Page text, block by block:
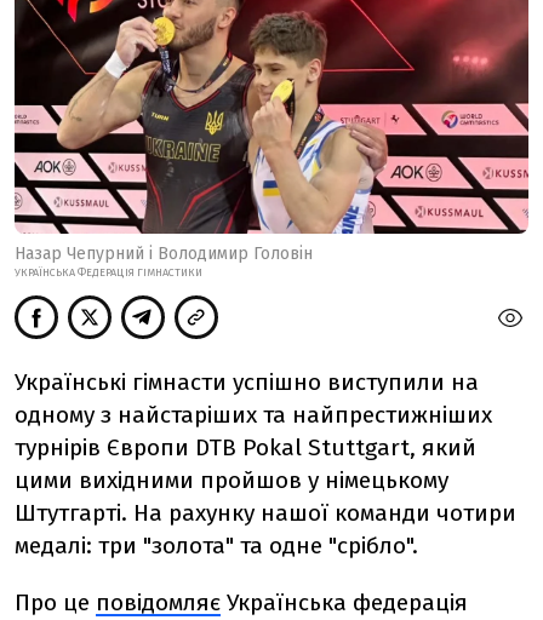
Назар Чепурний і Володимир Головін
УКРАЇНСЬКА ФЕДЕРАЦІЯ ГІМНАСТИКИ
Українські гімнасти успішно виступили на
одному з найстаріших та найпрестижніших
турнірів Європи DTB Pokal Stuttgart, який
цими вихідними пройшов у німецькому
Штутгарті. На рахунку нашої команди чотири
медалі: три "золота" та одне "срібло".
Про це повідомляє Українська федерація